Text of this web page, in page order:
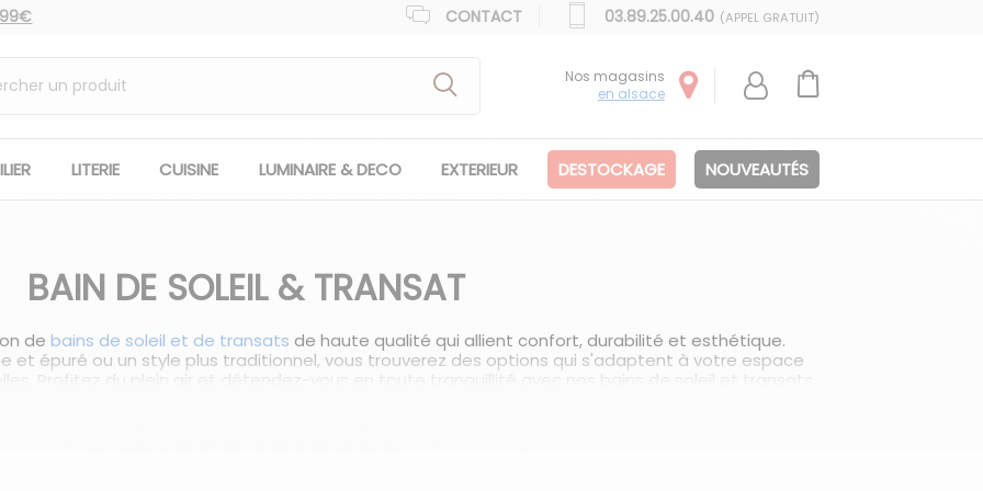
99€ CONTACT 03.89.25.00.40 (APPEL GRATUIT)
Nos magasins
en alsace
LITERIE CUISINE LUMINAIRE & DECO EXTERIEUR DESTOCKAGE NOUVEAUTÉS
BAIN DE SOLEIL & TRANSAT
debains de soleil et de transats de haute qualité qui allient confort, durabilité et esthétique.
et épuré ou un style plus traditionnel, vous trouverez des options qui s'adaptent à votre espace
Profitez du plein air et détendez-vous en toute tranquillité avec nos bains de soleil et transats.